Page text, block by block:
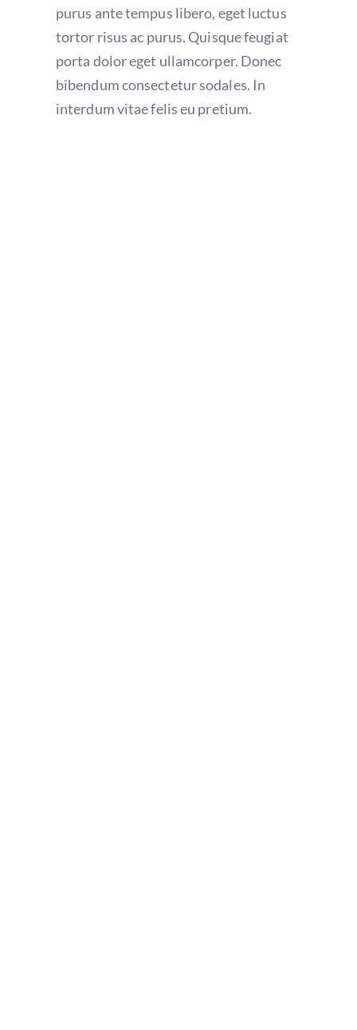
purus ante tempus libero, eget luctus
tortor risus ac purus. Quisque feugiat
porta dolor eget ullamcorper. Donec
bibendum consectetur sodales. In
interdum vitae felis eu pretium.